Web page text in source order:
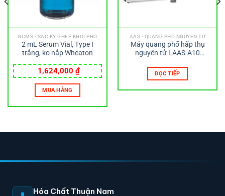
GCMS - SẮC KÝ GHÉP KHỐI PHỔ
2 mL Serum Vial, Type I
trắng, ko nắp Wheaton
1,624,000 ₫
MUA HÀNG
AAS - QUANG PHỔ NGUYÊN TỬ
Máy quang phổ hấp thụ
nguyên tử LAAS-A10
ĐỌC TIẾP
Hóa Chất Thuận Nam